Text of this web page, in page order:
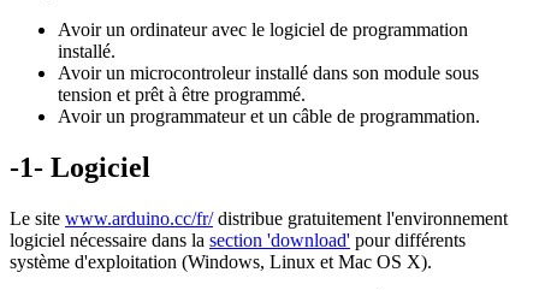
Avoir un ordinateur avec le logiciel de programmation
installé.
Avoir un microcontroleur installé dans son module sous
tension et prêt à être programmé.
Avoir un programmateur et un câble de programmation.
-1- Logiciel
Le site www.arduino.cc/fr/ distribue gratuitement l'environnement
logiciel nécessaire dans la section 'download' pour différents
système d'exploitation (Windows, Linux et Mac OS X).